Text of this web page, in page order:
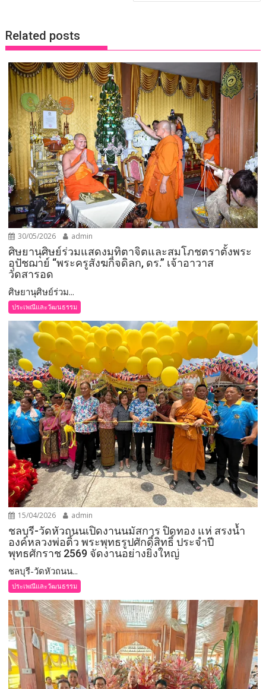
Related posts
30/05/2026 admin
ศิษยานุศิษย์ร่วมแสดงมุทิตาจิตและสมโภชตราตั้งพระ
อุปัชฌาย์ “พระครูสังฆกิจดิลก, ดร.” เจ้าอาวาส
วัดสารอด
ศิษยานุศิษย์ร่วม...
ประเพณีและวัฒนธรรม
15/04/2026 admin
ชลบุรี-วัดหัวถนนเปิดงานนมัสการ ปิดทอง แห่ สรงน้ำ
องค์หลวงพ่อติ้ว พระพุทธรูปศักดิ์สิทธิ์ ประจำปี
พุทธศักราช 2569 จัดงานอย่างยิ่งใหญ่
ชลบุรี-วัดหัวถนน...
ประเพณีและวัฒนธรรม